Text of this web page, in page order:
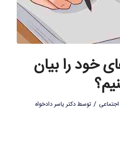
خود را بیان
/ توسطدکتر یاسر دادخواه